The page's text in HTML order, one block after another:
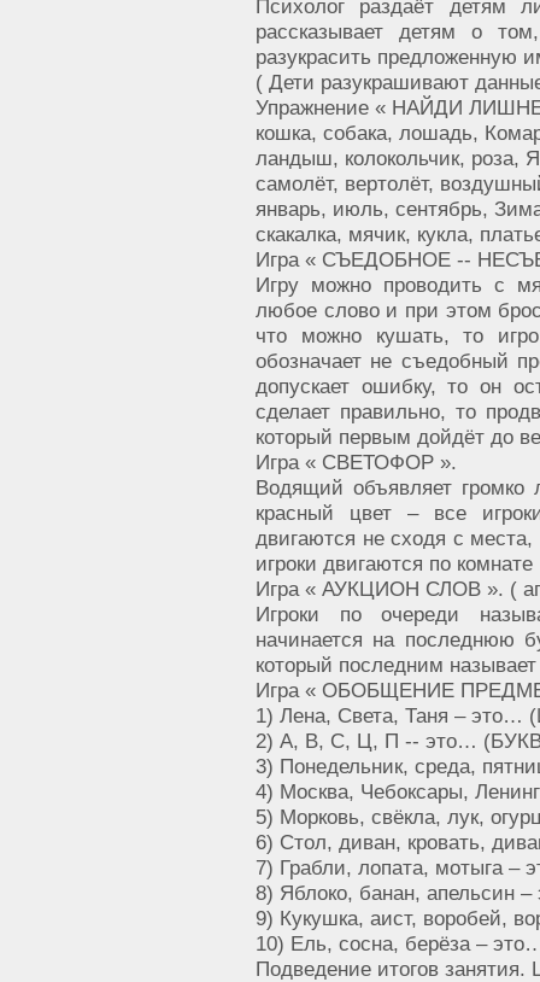
Психолог раздаёт детям
рассказывает детям о
разукрасить предложенную
( Дети разукрашивают
Упражнение « НАЙДИ
кошка, собака, лошадь,
ландыш, колокольчик, роза,
самолёт, вертолёт,
январь, июль, сентябрь,
скакалка, мячик, кукла,
Игра « СЪЕДОБНОЕ --
Игру можно проводить с
любое слово и при этом
что можно кушать, то
обозначает не съедобный
допускает ошибку, то он
сделает правильно, то
который первым дойдёт до
Игра « СВЕТОФОР ».
Водящий объявляет громко
красный цвет – все
двигаются не сходя с
игроки двигаются по
Игра « АУКЦИОН СЛОВ ». (
Игроки по очереди
начинается на последнюю
который последним
Игра « ОБОБЩЕНИЕ
1) Лена, Света, Таня –
2) А, В, С, Ц, П -- это…
3) Понедельник, среда,
4) Москва, Чебоксары,
5) Морковь, свёкла, лук,
6) Стол, диван, кровать,
7) Грабли, лопата,
8) Яблоко, банан, апельсин
9) Кукушка, аист, воробей,
10) Ель, сосна, берёза –
Подведение итогов